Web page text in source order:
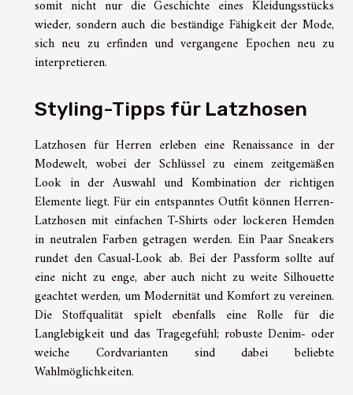
somit nicht nur die Geschichte eines Kleidungsstücks
wieder, sondern auch die beständige Fähigkeit der Mode,
sich neu zu erfinden und vergangene Epochen neu zu
interpretieren.
Styling-Tipps für Latzhosen
Latzhosen für Herren erleben eine Renaissance in der
Modewelt, wobei der Schlüssel zu einem zeitgemäßen
Look in der Auswahl und Kombination der richtigen
Elemente liegt. Für ein entspanntes Outfit können Herren-
Latzhosen mit einfachen T-Shirts oder lockeren Hemden
in neutralen Farben getragen werden. Ein Paar Sneakers
rundet den Casual-Look ab. Bei der Passform sollte auf
eine nicht zu enge, aber auch nicht zu weite Silhouette
geachtet werden, um Modernität und Komfort zu vereinen.
Die Stoffqualität spielt ebenfalls eine Rolle für die
Langlebigkeit und das Tragegefühl; robuste Denim- oder
weiche Cordvarianten sind dabei beliebte
Wahlmöglichkeiten.